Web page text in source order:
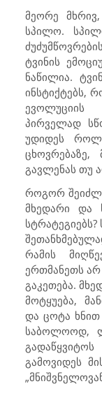
მეორე
სპილო.
ტვინის
ნაწილია.
ინსტიქტებს,
ევოლუციის
პირველად
უდიდეს
ცხოვრებაზე,
გავლენას თუ
როგორ
მხედარი და
რამის
ერთმანეთს არ
გაკეთება.
მოტყუება,
და ცოტა ხნით
საბოლოოდ,
გამოვიდეს